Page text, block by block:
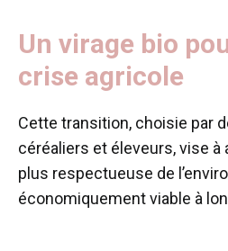
Un virage bio
crise agricole
Cette transition, choisie par
céréaliers et éleveurs, vise à
plus respectueuse de
économiquement viable à